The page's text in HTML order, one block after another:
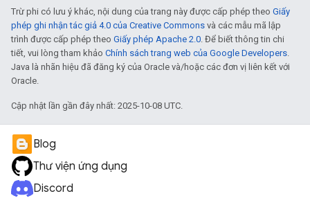
Trừ phi có lưu ý khác, nội dung của trang này được cấp phép theo Giấy
phép ghi nhận tác giả 4.0 của Creative Commons và các mẫu mã lập
trình được cấp phép theo Giấy phép Apache 2.0. Để biết thông tin chi
tiết, vui lòng tham khảo Chính sách trang web của Google Developers.
Java là nhãn hiệu đã đăng ký của Oracle và/hoặc các đơn vị liên kết với
Oracle.
Cập nhật lần gần đây nhất: 2025-10-08 UTC.
Blog
Thư viện ứng dụng
Discord